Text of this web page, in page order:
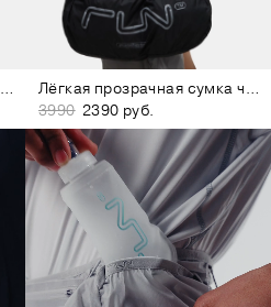
Лёгкая прозрачная сумка коричневая
Лёгкая прозрачная сумка чёрная
3990 2390 руб.